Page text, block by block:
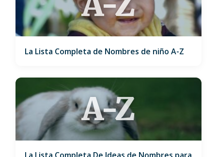
La Lista Completa de Nombres de niño A-Z
A-Z